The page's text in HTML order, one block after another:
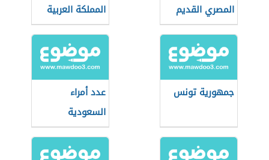
المصري القديم
المملكة العربية
السعودية
جمهورية تونس
عدد أمراء
السعودية